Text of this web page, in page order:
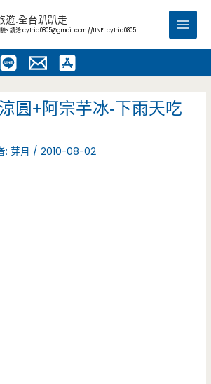
遊.全台趴趴走
~ 請洽cythia0805@gmail.com //LINE: cythia0805
Main
圓+阿宗芋冰-下雨天吃
:芽月 /2010-08-02